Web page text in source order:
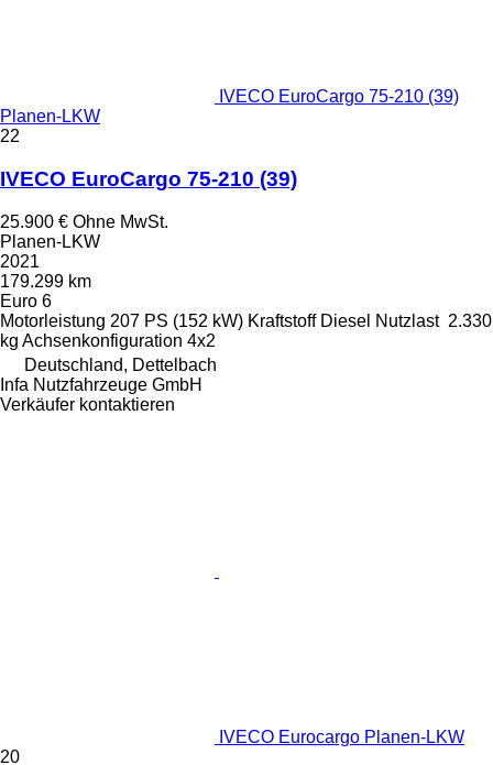
IVECO EuroCargo 75-210 (39)
Planen-LKW
22
IVECO EuroCargo 75-210 (39)
25.900 € Ohne MwSt.
Planen-LKW
2021
179.299 km
Euro 6
Motorleistung 207 PS (152 kW) Kraftstoff Diesel Nutzlast 2.330
kg Achsenkonfiguration 4x2
Deutschland, Dettelbach
Infa Nutzfahrzeuge GmbH
Verkäufer kontaktieren
IVECO Eurocargo Planen-LKW
20